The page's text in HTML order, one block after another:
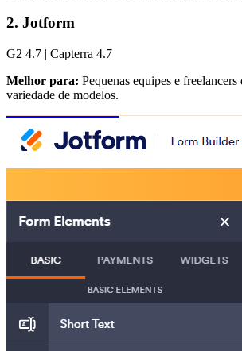
2. Jotform
G2 4.7 | Capterra 4.7
Melhor para: Pequenas equipes e freelancers
variedade de modelos.